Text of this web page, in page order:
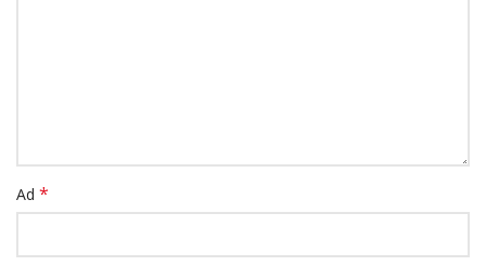
Ad *